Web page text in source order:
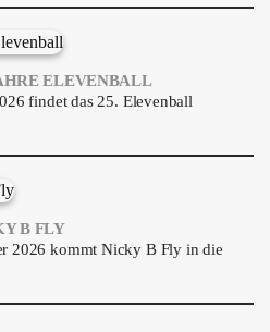
ELEVENBALL
findet das 25. Elevenball
B FLY
2026 kommt Nicky B Fly in die